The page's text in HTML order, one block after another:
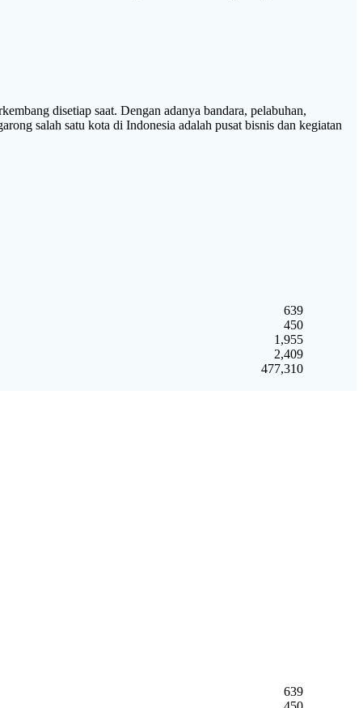
disetiap saat. Dengan adanya bandara, pelabuhan,
salah satu kota di Indonesia adalah pusat bisnis dan kegiatan
639
450
1,955
2,409
477,310
639